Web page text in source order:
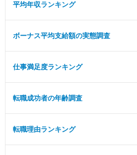
平均年収ランキング
ボーナス平均支給額の実態調査
仕事満足度ランキング
転職成功者の年齢調査
転職理由ランキング